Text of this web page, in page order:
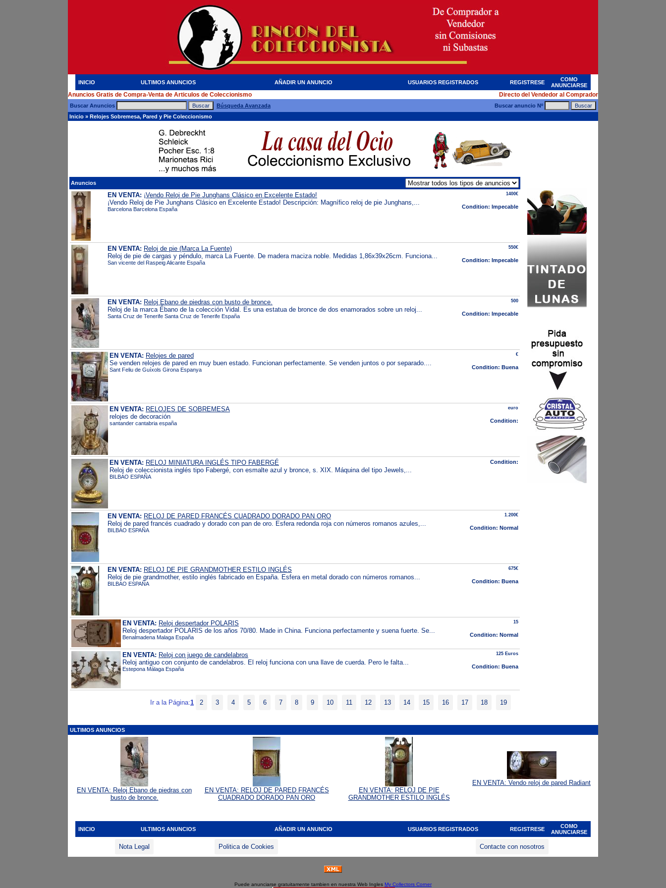
INICIO ULTIMOS ANUNCIOS AÑADIR UN ANUNCIO USUARIOS REGISTRADOS REGISTRESE
COMO
ANUNCIARSE
Anuncios Gratis de Compra-Venta de Articulos de Coleccionismo Directo del Vendedor al Comprador
Buscar Anuncios Búsqueda Avanzada
Buscar anuncio Nº
Inicio » Relojes Sobremesa, Pared y Pie Coleccionismo
Anuncios
EN VENTA: ¡Vendo Reloj de Pie Junghans Clásico en Excelente Estado!
¡Vendo Reloj de Pie Junghans Clásico en Excelente Estado! Descripción: Magnífico reloj de pie Junghans,...
Barcelona Barcelona España
1400€
Condition: Impecable
EN VENTA: Reloj de pie (Marca La Fuente)
Reloj de pie de cargas y péndulo, marca La Fuente. De madera maciza noble. Medidas 1,86x39x26cm. Funciona...
San vicente del Raspeig Alicante España
550€
Condition: Impecable
EN VENTA: Reloj Ebano de piedras con busto de bronce.
Reloj de la marca Ébano de la colección Vidal. Es una estatua de bronce de dos enamorados sobre un reloj...
Santa Cruz de Tenerife Santa Cruz de Tenerife España
500
Condition: Impecable
EN VENTA: Relojes de pared
Se venden relojes de pared en muy buen estado. Funcionan perfectamente. Se venden juntos o por separado....
Sant Feliu de Guíxols Girona Espanya
€
Condition: Buena
EN VENTA: RELOJES DE SOBREMESA
relojes de decoración
santander cantabria españa
euro
Condition:
EN VENTA: RELOJ MINIATURA INGLÉS TIPO FABERGÉ
Reloj de coleccionista inglés tipo Fabergé, con esmalte azul y bronce, s. XIX. Máquina del tipo Jewels,...
BILBAO ESPAÑA
Condition:
EN VENTA: RELOJ DE PARED FRANCÉS CUADRADO DORADO PAN ORO
Reloj de pared francés cuadrado y dorado con pan de oro. Esfera redonda roja con números romanos azules,...
BILBAO ESPAÑA
1.200€
Condition: Normal
EN VENTA: RELOJ DE PIE GRANDMOTHER ESTILO INGLÉS
Reloj de pie grandmother, estilo inglés fabricado en España. Esfera en metal dorado con números romanos...
BILBAO ESPAÑA
675€
Condition: Buena
EN VENTA: Reloj despertador POLARIS
Reloj despertador POLARIS de los años 70/80. Made in China. Funciona perfectamente y suena fuerte. Se...
Benalmadena Malaga España
15
Condition: Normal
EN VENTA: Reloj con juego de candelabros
Reloj antiguo con conjunto de candelabros. El reloj funciona con una llave de cuerda. Pero le falta...
Estepona Málaga España
125 Euros
Condition: Buena
Ir a la Página:1 2 3 4 5 6 7 8 9 10 11 12 13 14 15 16 17 18 19
ULTIMOS ANUNCIOS
EN VENTA: Reloj Ebano de piedras con
busto de bronce.
EN VENTA: RELOJ DE PARED FRANCÉS
CUADRADO DORADO PAN ORO
EN VENTA: RELOJ DE PIE
GRANDMOTHER ESTILO INGLÉS
EN VENTA: Vendo reloj de pared Radiant
INICIO ULTIMOS ANUNCIOS AÑADIR UN ANUNCIO USUARIOS REGISTRADOS REGISTRESE
COMO
ANUNCIARSE
Nota Legal Politica de Cookies Contacte con nosotros
Puede anunciarse gratuitamente tambien en nuestra Web Ingles My Collectors Corner